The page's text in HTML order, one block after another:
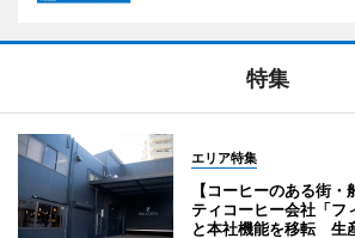
特集
エリア特集
【コーヒーのある街
ティコーヒー会社「フ
と本社機能を移転 生